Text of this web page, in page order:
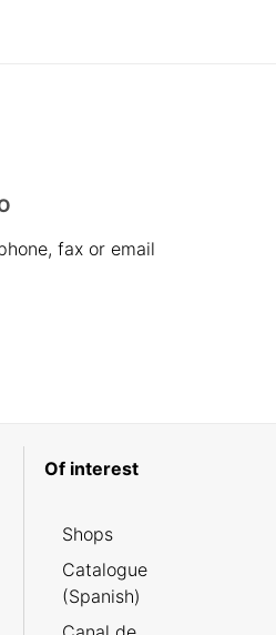
fax or email
Of interest
Shops
Catalogue
(Spanish)